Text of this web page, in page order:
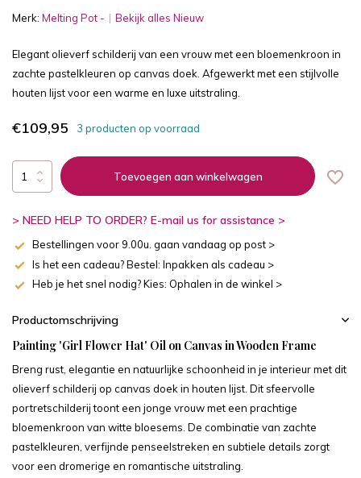
Merk: Melting Pot - Bekijk alles Nieuw
Elegant olieverf schilderij van een vrouw met een bloemenkroon in
zachte pastelkleuren op canvas doek. Afgewerkt met een stijlvolle
houten lijst voor een warme en luxe uitstraling.
€109,95 3 producten op voorraad
Toevoegen aan winkelwagen
> NEED HELP TO ORDER? E-mail us for assistance >
Bestellingen voor 9.00u. gaan vandaag op post >
Is het een cadeau? Bestel: Inpakken als cadeau >
Heb je het snel nodig? Kies: Ophalen in de winkel >
Productomschrijving
Painting 'Girl Flower Hat' Oil on Canvas in Wooden Frame
Breng rust, elegantie en natuurlijke schoonheid in je interieur met dit
olieverf schilderij op canvas doek in houten lijst. Dit sfeervolle
portretschilderij toont een jonge vrouw met een prachtige
bloemenkroon van witte bloesems. De combinatie van zachte
pastelkleuren, verfijnde penseelstreken en subtiele details zorgt
voor een dromerige en romantische uitstraling.